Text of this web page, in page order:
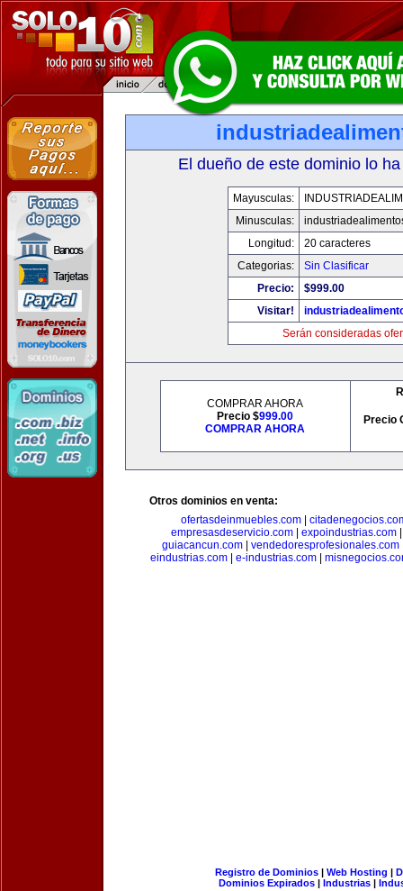
El dueño de este dominio lo
Mayusculas:
Minusculas:
Longitud:
20 caracteres
Categorias:
Sin Clasificar
Precio:
$999.00
Visitar!
Serán consideradas
COMPRAR AHORA
Precio $999.00
COMPRAR AHORA
Precio
Otros dominios en venta:
ofertasdeinmuebles.com
empresasdeservicio.com
expoindustrias.com
guiacancun.com| vendedoresprofesionales.com
eindustrias.com
e-industrias.com
Registro de Dominios| Web Hosting |
Dominios Expirados | Industrias |